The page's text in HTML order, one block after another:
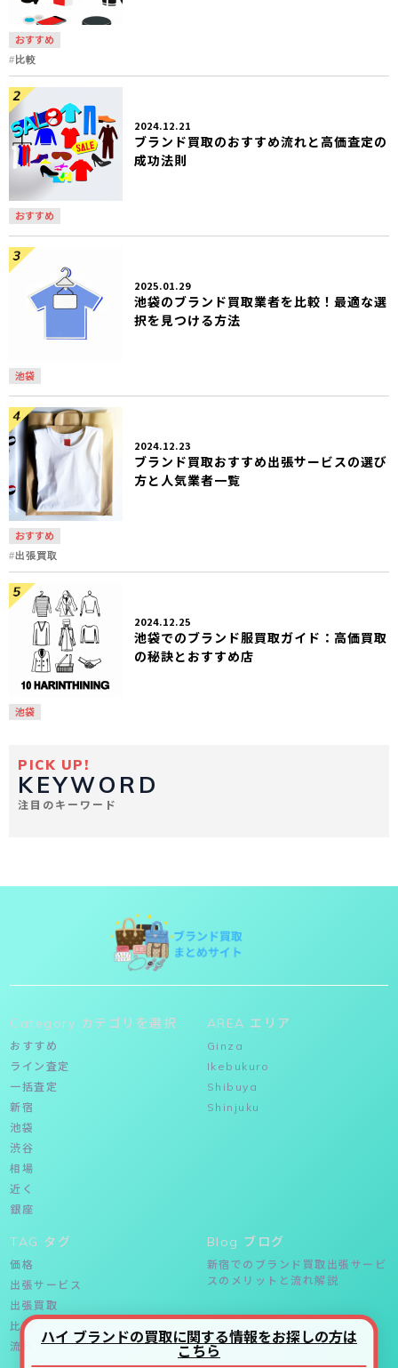
おすすめ
比較
2024.12.21
ブランド買取のおすすめ流れと高価査定の
成功法則
おすすめ
2025.01.29
池袋のブランド買取業者を比較！最適な選
択を見つける方法
池袋
2024.12.23
ブランド買取おすすめ出張サービスの選び
方と人気業者一覧
おすすめ
出張買取
2024.12.25
池袋でのブランド服買取ガイド：高価買取
の秘訣とおすすめ店
池袋
PICK UP!
KEYWORD
注目のキーワード
ハイ ブランドの買取に関する情報をお探しの方は
こちら
Category カテゴリを選択
おすすめ
ライン査定
一括査定
新宿
池袋
渋谷
相場
近く
銀座
AREA エリア
Ginza
Ikebukuro
Shibuya
Shinjuku
TAG タグ
価格
出張サービス
出張買取
比較
流れ
Blog ブログ
新宿でのブランド買取出張サービ
スのメリットと流れ解説